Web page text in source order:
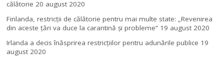
călătorie 20 august 2020
Finlanda, restricţii de călătorie pentru mai multe state: „Revenirea
din aceste ţări va duce la carantină şi probleme” 19 august 2020
Irlanda a decis înăsprirea restricțiilor pentru adunările publice 19
august 2020